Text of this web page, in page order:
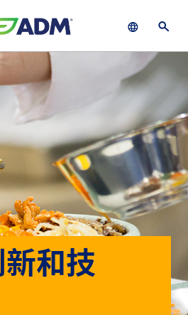
China) Search
you agree that your search queries
和技